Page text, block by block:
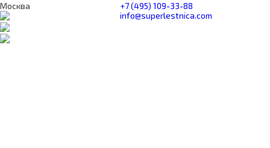
Москва
+7 (495) 109-33-88
info@superlestnica.com